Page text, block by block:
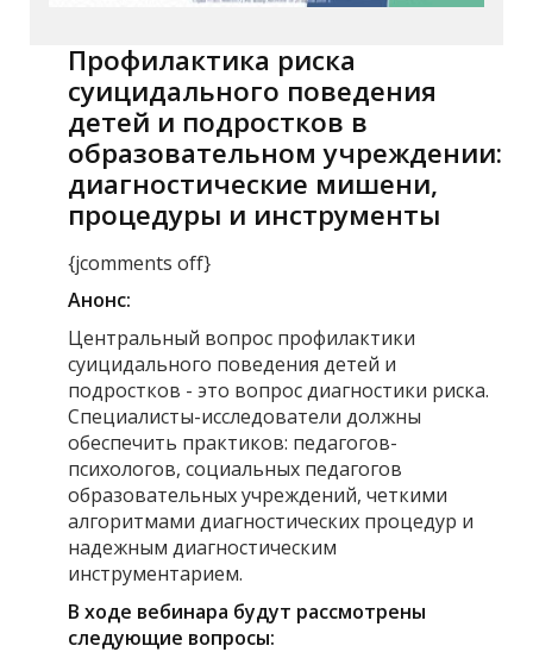
Профилактика риска
суицидального поведения
детей и подростков в
образовательном учреждении:
диагностические мишени,
процедуры и инструменты
{jcomments off}
Анонс:
Центральный вопрос профилактики
суицидального поведения детей и
подростков - это вопрос диагностики риска.
Специалисты-исследователи должны
обеспечить практиков: педагогов-
психологов, социальных педагогов
образовательных учреждений, четкими
алгоритмами диагностических процедур и
надежным диагностическим
инструментарием.
В ходе вебинара будут рассмотрены
следующие вопросы: